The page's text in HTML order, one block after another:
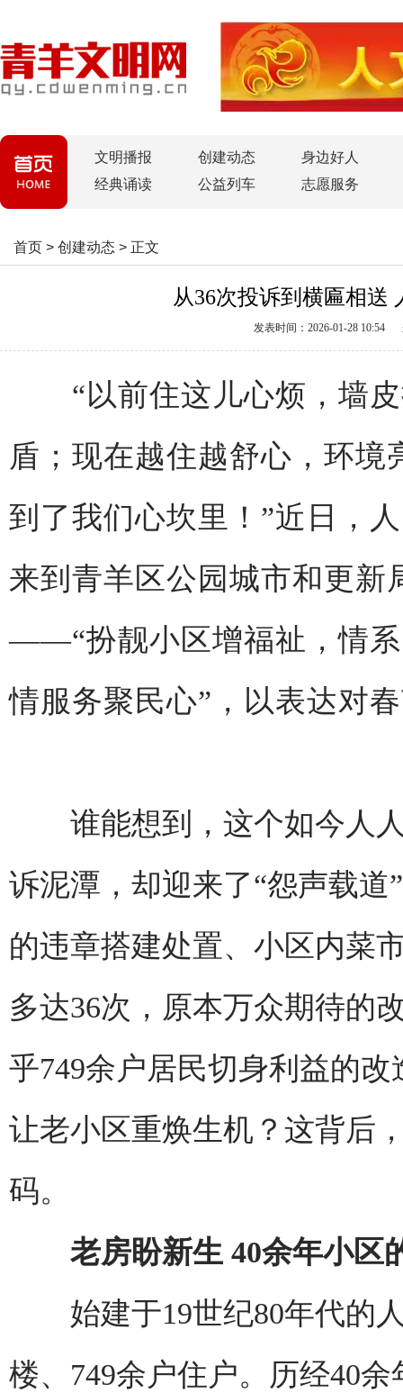
文明播报 创建动态
身边好人
经典诵读
公益列车 志愿服务
首页 > 创建动态 > 正文
从36次投诉到横匾相送
发表时间：2026-01-28 10:54
“以前住这儿心烦，墙皮
盾；现在越住越舒心，环
到了我们心坎里！”近日，
来到青羊区公园城市和更新
——“扮靓小区增福祉，情系
情服务聚民心”，以表达对
谁能想到，这个如今人人
诉泥潭，却迎来了“怨声载道
的违章搭建处置、小区内菜
多达36次，原本万众期待的
乎749余户居民切身利益的
让老小区重焕生机？这背后
码。
老房盼新生 40余年小区
始建于19世纪80年代的人
楼、749余户住户。历经40